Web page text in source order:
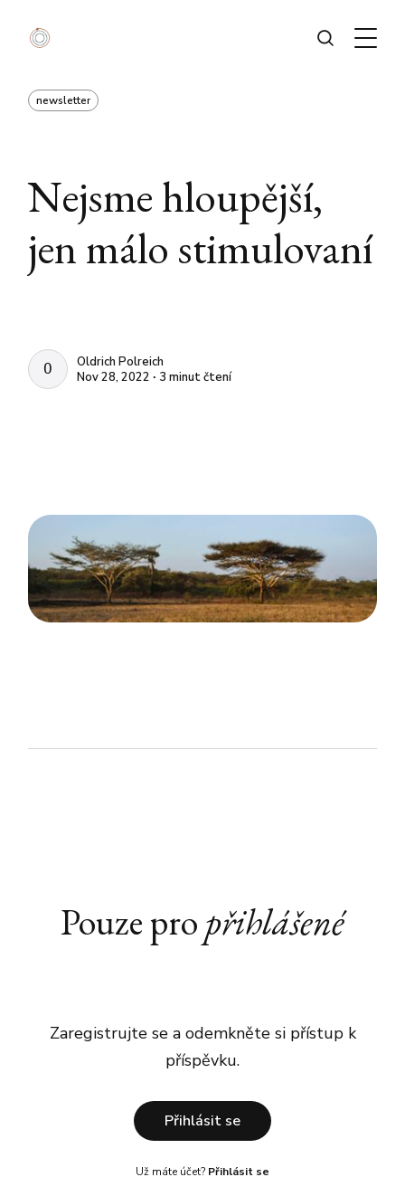
newsletter
Nejsme hloupější,
jen málo stimulovaní
OLDRICH POLREICH
Oldrich Polreich
Nov 28, 2022 ∙ 3 minut čtení
Pouze propřihlášené
Zaregistrujte se a odemkněte si přístup k
příspěvku.
Přihlásit se
Už máte účet? Přihlásit se